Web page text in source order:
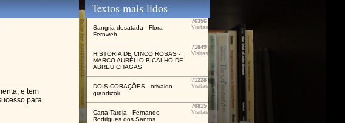
e tem
para
Textos mais lidos
Sangria desatada - Flora
Fernweh
76356
Visitas
HISTÓRIA DE CINCO ROSAS -
MARCO AURÉLIO BICALHO DE
ABREU CHAGAS
71849
Visitas
DOIS CORAÇÕES - orivaldo
grandizoli
71228
Visitas
Carta Tardia - Fernando
Rodrigues dos Santos
70815
Visitas